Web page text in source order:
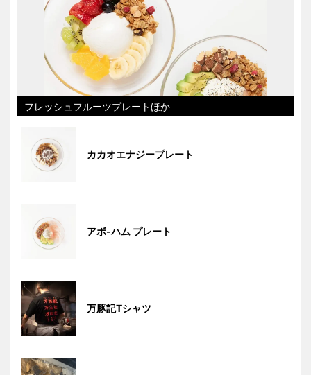
フレッシュフルーツプレートほか
カカオエナジープレート
アボ-ハム プレート
万豚記Tシャツ